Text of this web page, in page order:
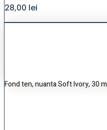
28,00 lei
Fond ten, nuanta Soft Ivory, 30